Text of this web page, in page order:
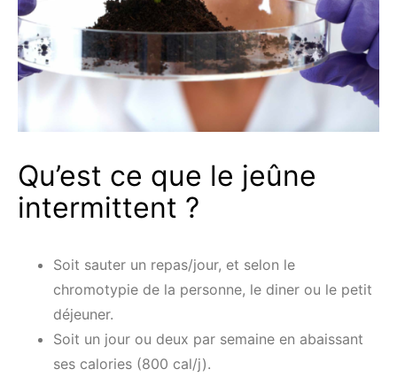
Qu’est ce que le jeûne
intermittent ?
Soit sauter un repas/jour, et selon le
chromotypie de la personne, le diner ou le petit
déjeuner.
Soit un jour ou deux par semaine en abaissant
ses calories (800 cal/j).